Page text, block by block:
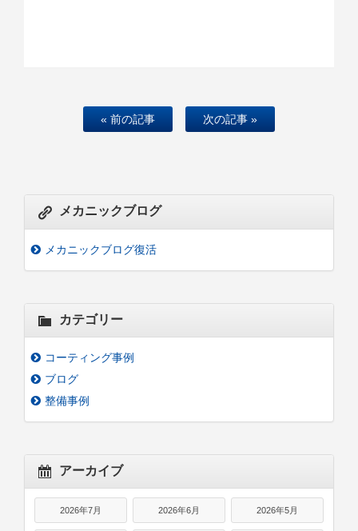
« 前の記事 次の記事 »
メカニックブログ
メカニックブログ復活
カテゴリー
コーティング事例
ブログ
整備事例
アーカイブ
2026年7月 2026年6月 2026年5月